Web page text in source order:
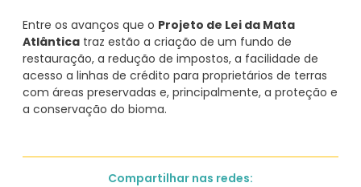
Entre os avanços que o Projeto de Lei da Mata
Atlântica traz estão a criação de um fundo de
restauração, a redução de impostos, a facilidade de
acesso a linhas de crédito para proprietários de terras
com áreas preservadas e, principalmente, a proteção e
Compartilhar nas redes: